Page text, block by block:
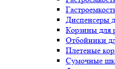
Диспенсеры
Корзины для
Отбойники
Плетеные
Сумочные